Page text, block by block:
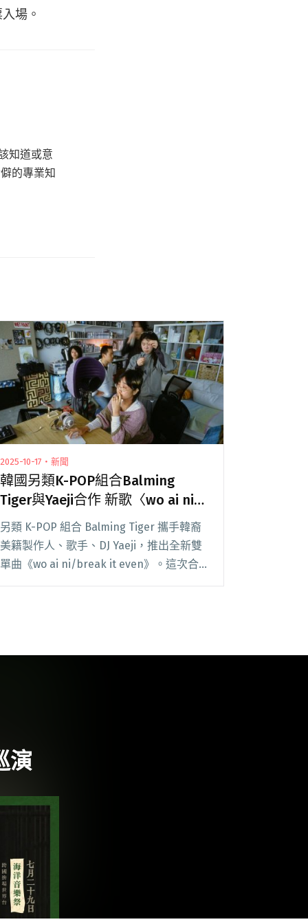
場。
知道或意
的專業知
2025-10-17・新聞
韓國另類K-POP組合Balming
Tiger與Yaeji合作 新歌〈wo ai ni〉
融入中文歌詞唱「我愛你」
另類 K-POP 組合 Balming Tiger 攜手韓裔
美籍製作人、歌手、DJ Yaeji，推出全新雙
單曲《wo ai ni/break it even》。這次合
唱「我愛你」"
演